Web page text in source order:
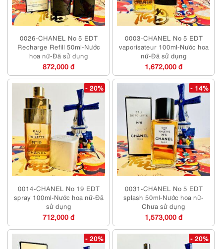
0026-CHANEL No 5 EDT
Recharge Refill 50ml-Nước
hoa nữ-Đã sử dụng
872,000 đ
0003-CHANEL No 5 EDT
vaporisateur 100ml-Nước hoa
nữ-Đã sử dụng
1,672,000 đ
- 20%
0014-CHANEL No 19 EDT
spray 100ml-Nước hoa nữ-Đã
sử dụng
712,000 đ
- 14%
0031-CHANEL No 5 EDT
splash 50ml-Nước hoa nữ-
Chưa sử dụng
1,573,000 đ
- 20% - 20%